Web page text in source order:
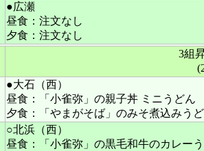
●広瀬
昼食：注文なし
夕食：注文なし
3組
●大石（西）
昼食：「小雀弥」の親子丼 ミニうどん
夕食：「やまがそば」のみそ煮込みう
○北浜（西）
昼食：「小雀弥」の黒毛和牛のカレー